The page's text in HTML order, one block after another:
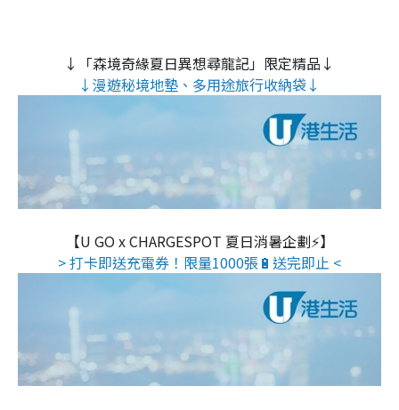
↓「森境奇緣夏日異想尋龍記」限定精品↓
↓漫遊秘境地墊、多用途旅行收納袋↓
【U GO x CHARGESPOT 夏日消暑企劃⚡】
> 打卡即送充電券！限量1000張🔋送完即止 <